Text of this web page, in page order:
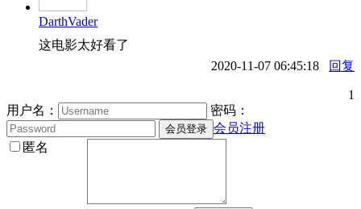
DarthVader
这电影太好看了
2020-11-07 06:45:18
回复
1
用户名：
密码：
会员注册
匿名